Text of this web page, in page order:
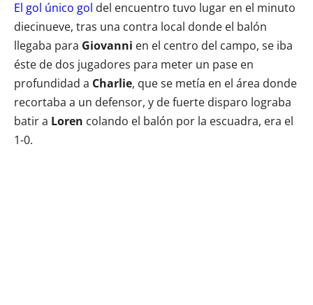
El gol único gol del encuentro tuvo lugar en el minuto
diecinueve, tras una contra local donde el balón
llegaba para Giovanni en el centro del campo, se iba
éste de dos jugadores para meter un pase en
profundidad a Charlie, que se metía en el área donde
recortaba a un defensor, y de fuerte disparo lograba
batir a Loren colando el balón por la escuadra, era el
1-0.